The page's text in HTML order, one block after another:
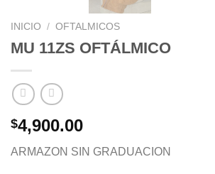
INICIO / OFTALMICOS
MU 11ZS OFTÁLMICO
$4,900.00
ARMAZON SIN GRADUACION